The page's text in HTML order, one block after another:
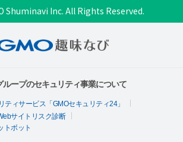
Shuminavi Inc. All Rights Reserved.